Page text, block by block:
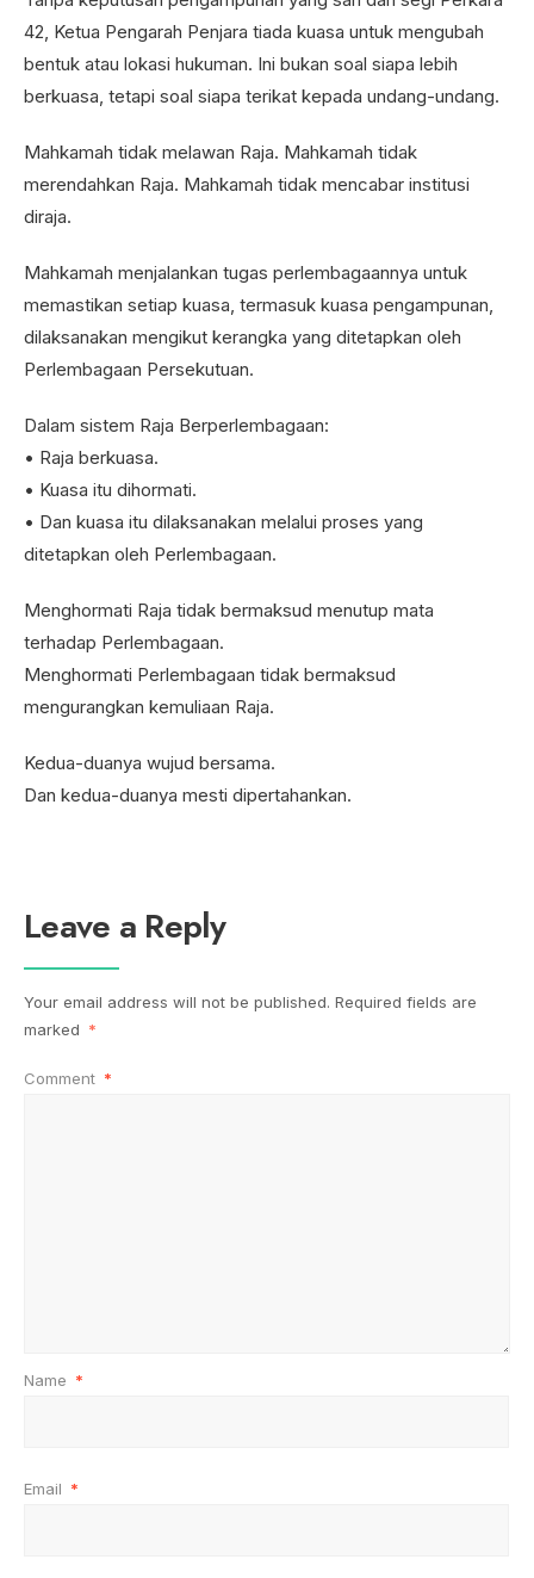
42, Ketua Pengarah Penjara tiada kuasa untuk mengubah
bentuk atau lokasi hukuman. Ini bukan soal siapa lebih
berkuasa, tetapi soal siapa terikat kepada undang-undang.
Mahkamah tidak melawan Raja. Mahkamah tidak
merendahkan Raja. Mahkamah tidak mencabar institusi
diraja.
Mahkamah menjalankan tugas perlembagaannya untuk
memastikan setiap kuasa, termasuk kuasa pengampunan,
dilaksanakan mengikut kerangka yang ditetapkan oleh
Perlembagaan Persekutuan.
Dalam sistem Raja Berperlembagaan:
• Raja berkuasa.
• Kuasa itu dihormati.
• Dan kuasa itu dilaksanakan melalui proses yang
ditetapkan oleh Perlembagaan.
Menghormati Raja tidak bermaksud menutup mata
terhadap Perlembagaan.
Menghormati Perlembagaan tidak bermaksud
mengurangkan kemuliaan Raja.
Kedua-duanya wujud bersama.
Dan kedua-duanya mesti dipertahankan.
Leave a Reply
Your email address will not be published. Required fields are
marked *
Comment *
Name *
Email *